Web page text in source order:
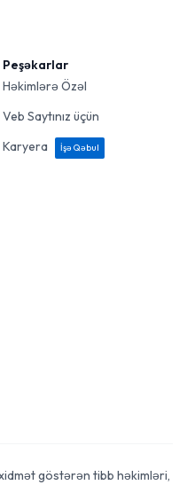
Peşəkarlar
Həkimlərə Özəl
Veb Saytınız üçün
Karyera
İşə Qəbul
göstərən tibb həkimləri,